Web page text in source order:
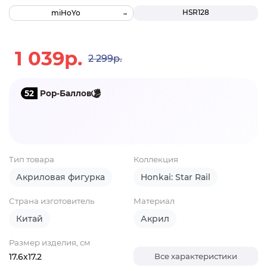
HSR128
miHoYo
1 039р. 2 299р.
52 Pop-Баллов
Тип товара
Акриловая фигурка
Коллекция
Honkai: Star Rail
Страна изготовитель
Китай
Материал
Акрил
Размер изделия, см
17.6х17.2 Все характеристики